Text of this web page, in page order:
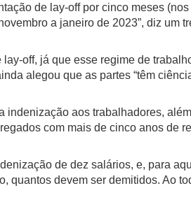
de lay-off por cinco meses
a janeiro de 2023”, diz um
off, já que esse regime de
alegou que as partes “têm
aos trabalhadores,
com mais de cinco anos de
de dez salários, e, para
quantos devem ser demitidos. Ao